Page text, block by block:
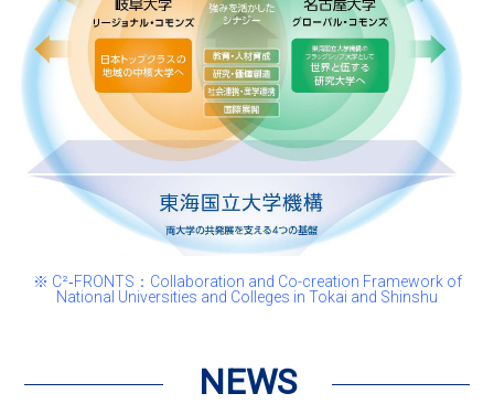
※ C²‐FRONTS：Collaboration and Co-creation Framework of
National Universities and Colleges in Tokai and Shinshu
NEWS